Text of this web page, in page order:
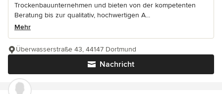
Trockenbauunternehmen und bieten von der kompetenten
Beratung bis zur qualitativ, hochwertigen A...
Mehr
Nachricht
Überwasserstraße 43, 44147 Dortmund